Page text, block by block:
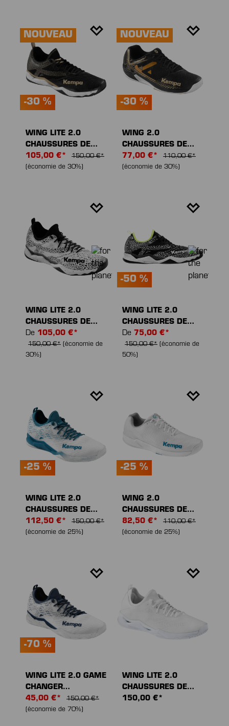
NOUVEAU
-30 %
WING LITE 2.0
CHAUSSURES DE
SPORT
105,00 €*
150,00 €*
(économie de 30%)
NOUVEAU
-30 %
WING 2.0
CHAUSSURES DE
SPORT
77,00 €*
110,00 €*
(économie de 30%)
WING LITE 2.0
CHAUSSURES DE
SPORT
De 105,00 €*
150,00 €* (économie de
30%)
-50 %
WING LITE 2.0
CHAUSSURES DE
SPORT
De 75,00 €*
150,00 €* (économie de
50%)
-25 %
WING LITE 2.0
CHAUSSURES DE
SPORT
112,50 €*
150,00 €*
(économie de 25%)
-25 %
WING 2.0
CHAUSSURES DE
SPORT
82,50 €*
110,00 €*
(économie de 25%)
-70 %
WING LITE 2.0 GAME
CHANGER
CHAUSSURES DE
SPORT
45,00 €*
150,00 €*
(économie de 70%)
WING LITE 2.0
CHAUSSURES DE
SPORT
150,00 €*